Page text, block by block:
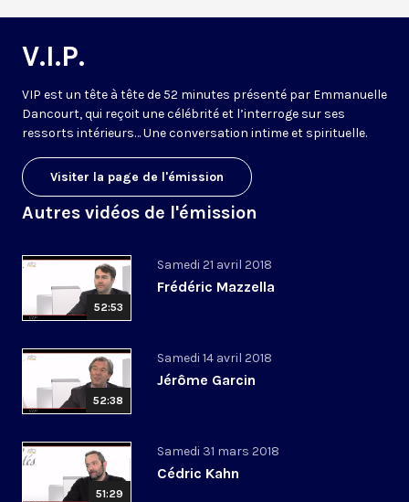
V.I.P.
VIP est un tête à tête de 52 minutes présenté par Emmanuelle
Dancourt, qui reçoit une célébrité et l’interroge sur ses
ressorts intérieurs… Une conversation intime et spirituelle.
Visiter la page de l'émission
Autres vidéos de l'émission
52:53
Samedi 21 avril 2018
Frédéric Mazzella
52:38
Samedi 14 avril 2018
Jérôme Garcin
51:29
Samedi 31 mars 2018
Cédric Kahn